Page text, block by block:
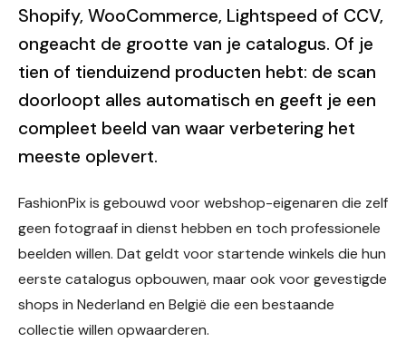
Shopify, WooCommerce, Lightspeed of CCV,
ongeacht de grootte van je catalogus. Of je
tien of tienduizend producten hebt: de scan
doorloopt alles automatisch en geeft je een
compleet beeld van waar verbetering het
meeste oplevert.
FashionPix is gebouwd voor webshop-eigenaren die zelf
geen fotograaf in dienst hebben en toch professionele
beelden willen. Dat geldt voor startende winkels die hun
eerste catalogus opbouwen, maar ook voor gevestigde
shops in Nederland en België die een bestaande
collectie willen opwaarderen.